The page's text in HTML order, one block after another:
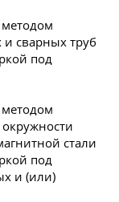
сварных труб
под
окружности
стали
под
и (или)